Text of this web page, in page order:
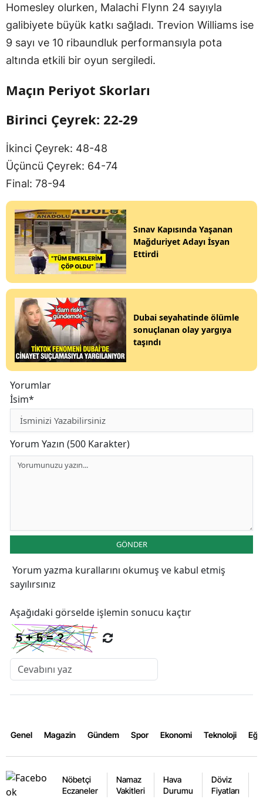
Homesley olurken, Malachi Flynn 24 sayıyla
galibiyete büyük katkı sağladı. Trevion Williams ise
9 sayı ve 10 ribaundluk performansıyla pota
altında etkili bir oyun sergiledi.
Maçın Periyot Skorları
Birinci Çeyrek: 22-29
İkinci Çeyrek: 48-48
Üçüncü Çeyrek: 64-74
Final: 78-94
Sınav Kapısında Yaşanan
Mağduriyet Adayı İsyan
Ettirdi
Dubai seyahatinde ölümle
sonuçlanan olay yargıya
taşındı
Yorumlar
İsim*
Yorum Yazın (500 Karakter)
GÖNDER
Yorum yazma kurallarını okumuş ve kabul etmiş
sayılırsınız
Aşağıdaki görselde işlemin sonucu kaçtır
Genel Magazin Gündem Spor Ekonomi Teknoloji
Nöbetçi
Eczaneler
Namaz
Vakitleri
Hava
Durumu
Döviz
Fiyatları